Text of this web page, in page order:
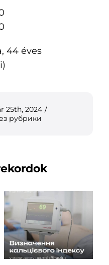
44 éves
25th, 2024 /
рубрики